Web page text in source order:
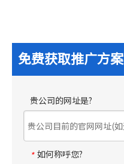
免费获取推广方案
贵公司的网址是?
* 如何称呼您?